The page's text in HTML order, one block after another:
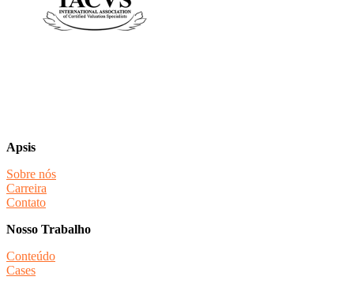
Apsis
Sobre nós
Carreira
Contato
Nosso Trabalho
Conteúdo
Cases